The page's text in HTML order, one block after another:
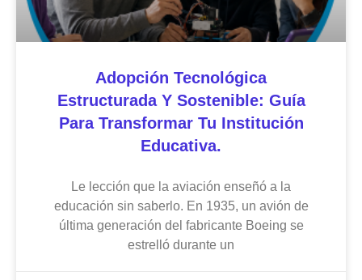
Adopción Tecnológica
Estructurada Y Sostenible: Guía
Para Transformar Tu Institución
Educativa.
Le lección que la aviación enseñó a la
educación sin saberlo. En 1935, un avión de
última generación del fabricante Boeing se
estrelló durante un